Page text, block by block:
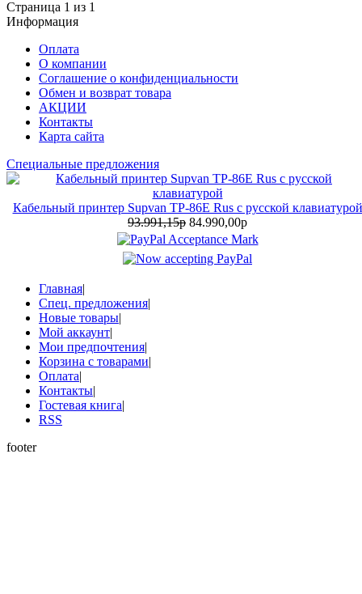
Страница 1 из 1
Информация
Оплата
О компании
Соглашение о конфиденциальности
Обмен и возврат товара
АКЦИИ
Контакты
Карта сайта
Специальные предложения
Кабельный принтер Supvan TP-86E Rus с русской клавиатурой
93.991,15р 84.990,00р
Главная|
Спец. предложения|
Новые товары|
Мой аккаунт|
Мои предпочтения|
Корзина с товарами|
Оплата|
Контакты|
Гостевая книга|
RSS
footer